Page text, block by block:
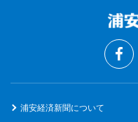
浦安経済新聞について